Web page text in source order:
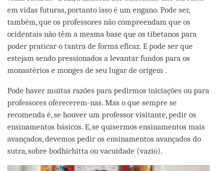
em vidas futuras, portanto isso é um engano. Pode ser,
também, que os professores não compreendam que os
ocidentais não têm a mesma base que os tibetanos para
poder praticar o tantra de forma eficaz. E pode ser que
estejam sendo pressionados a levantar fundos para os
monastérios e monges de seu lugar de origem .
Pode haver muitas razões para pedirmos iniciações ou para
professores oferecerem-nas. Mas o que sempre se
recomenda é, se houver um professor visitante, pedir os
ensinamentos básicos. E, se quisermos ensinamentos mais
avançados, devemos pedir os ensinamentos avançados do
sutra, sobre bodhichitta ou vacuidade (vazio).